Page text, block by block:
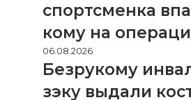
спортсменка
кому на
06.08.2026
Безрукому
зэку выдали